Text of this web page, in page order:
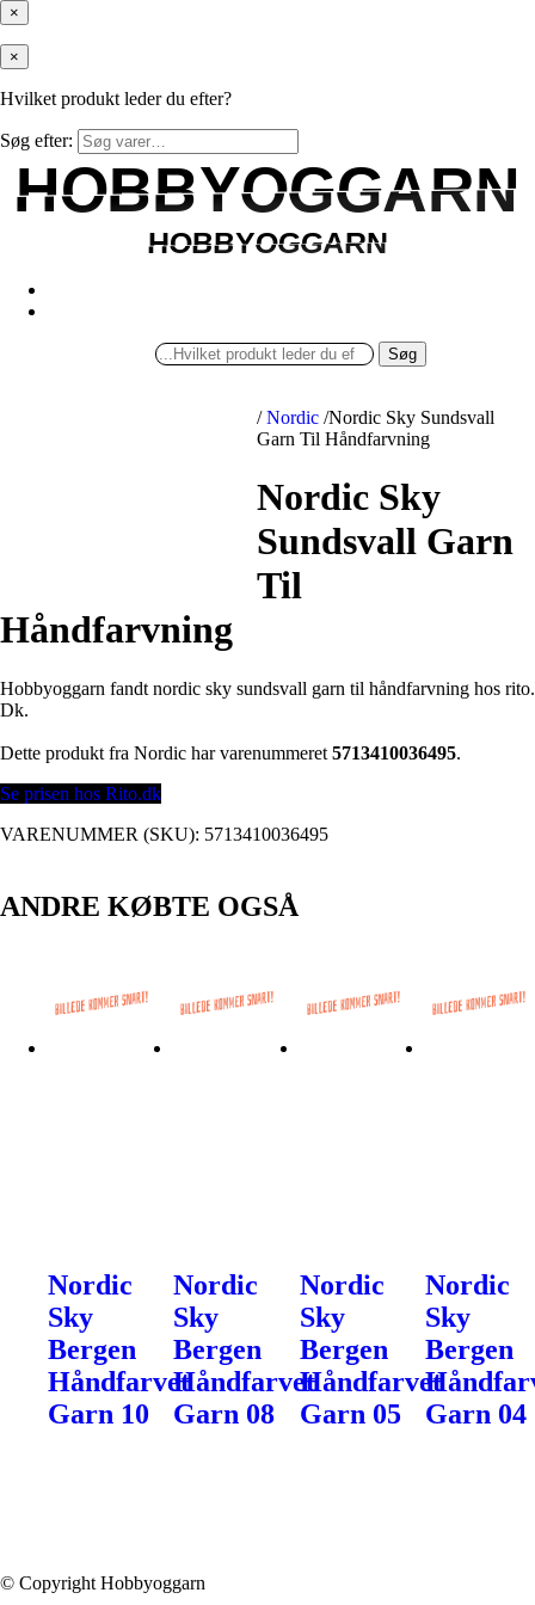
×
×
Hvilket produkt leder du efter?
Søg efter:
HOBBYOGGARN
HOBBYOGGARN
HOBBYOGGARN
HOBBYOGGARN
Søg
/ Nordic /Nordic Sky Sundsvall
Garn Til Håndfarvning
Nordic Sky
Sundsvall Garn
Til
Håndfarvning
Hobbyoggarn fandt nordic sky sundsvall garn til håndfarvning hos rito.
Dk.
Dette produkt fra Nordic har varenummeret 5713410036495.
Se prisen hos Rito.dk
VARENUMMER (SKU): 5713410036495
ANDRE KØBTE OGSÅ
Nordic
Sky
Bergen
Håndfarvet
Garn 10
Nordic
Sky
Bergen
Håndfarvet
Garn 08
Nordic
Sky
Bergen
Håndfarvet
Garn 05
Nordic
Sky
Bergen
Garn 04
© Copyright Hobbyoggarn